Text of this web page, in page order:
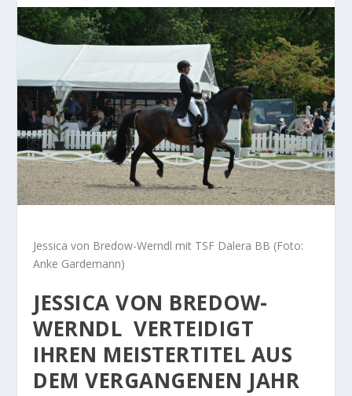
Jessica von Bredow-Werndl mit TSF Dalera BB (Foto:
Anke Gardemann)
JESSICA VON BREDOW-
WERNDL VERTEIDIGT
IHREN MEISTERTITEL AUS
DEM VERGANGENEN JAHR